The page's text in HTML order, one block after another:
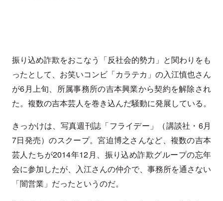
振り込め詐欺をおこなう「反社会的勢力」と関わりをも
ったとして、お笑いコンビ「カラテカ」の入江慎也さん
が6月上旬、所属事務所の吉本興業から契約を解除され
た。複数の吉本芸人を巻き込んだ騒動に発展している。
きっかけは、写真週刊誌「フライデー」（講談社・6月
7日発売）のスクープ。宮迫博之さんなど、複数の吉本
芸人たちが2014年12月、振り込め詐欺グループの忘年
会に参加したが、入江さんの仲介で、事務所を通さない
「闇営業」だったというのだ。